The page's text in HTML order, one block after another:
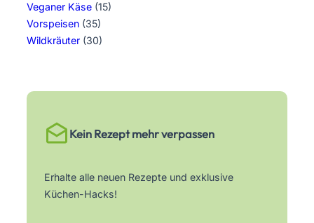
Veganer Käse (15)
Vorspeisen (35)
Wildkräuter (30)
Kein Rezept mehr verpassen
Erhalte alle neuen Rezepte und exklusive
Küchen-Hacks!